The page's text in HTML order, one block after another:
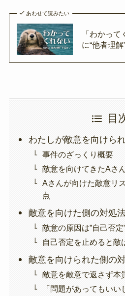
あわせて読みたい
「わかっ
に“他者理
目
わたしが敵意を向けら
事件のざっくり概要
敵意を向けてきたAさ
Aさんが向けた敵意リ
点
敵意を向けた側の対処
敵意の原因は”自己否定
自己否定を止めると敵
敵意を向けられた側の
敵意を敵意で返さず本
「問題があってもい